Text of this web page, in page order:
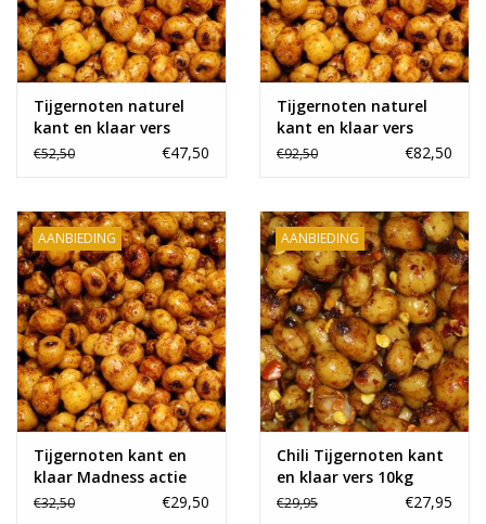
Tijgernoten naturel
kant en klaar vers
20kg
€52,50 €47,50
Tijgernoten naturel
kant en klaar vers
40kg
€92,50 €82,50
AANBIEDING
Tijgernoten kant en
klaar Madness actie
€32,50 €29,50
AANBIEDING
Chili Tijgernoten kant
en klaar vers 10kg
€29,95 €27,95